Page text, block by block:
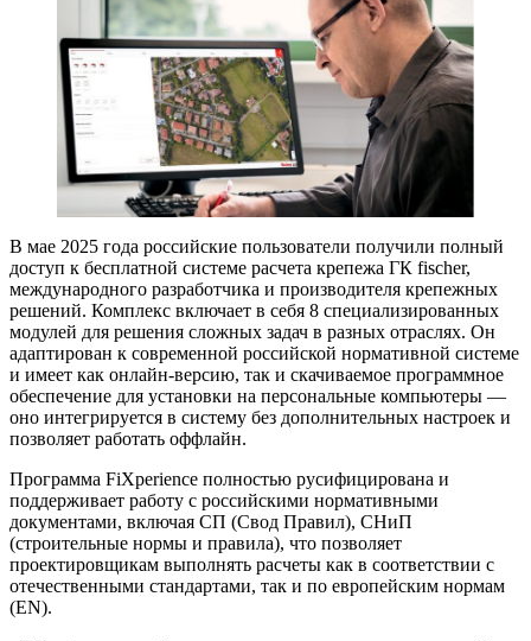
В мае 2025 года российские пользователи получили полный
доступ к бесплатной системе расчета крепежа ГК fischer,
международного разработчика и производителя крепежных
решений. Комплекс включает в себя 8 специализированных
модулей для решения сложных задач в разных отраслях. Он
адаптирован к современной российской нормативной системе
и имеет как онлайн-версию, так и скачиваемое программное
обеспечение для установки на персональные компьютеры —
оно интегрируется в систему без дополнительных настроек и
позволяет работать оффлайн.
Программа FiXperience полностью русифицирована и
поддерживает работу с российскими нормативными
документами, включая СП (Свод Правил), СНиП
(строительные нормы и правила), что позволяет
проектировщикам выполнять расчеты как в соответствии с
отечественными стандартами, так и по европейским нормам
(EN).